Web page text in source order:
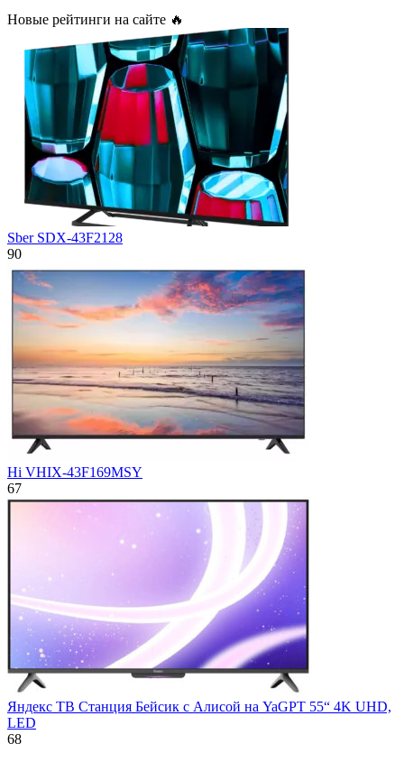
Новые рейтинги на сайте 🔥
Sber SDX-43F2128
90
Hi VHIX-43F169MSY
67
Яндекс ТВ Станция Бейсик с Алисой на YaGPT 55“ 4K UHD,
LED
68